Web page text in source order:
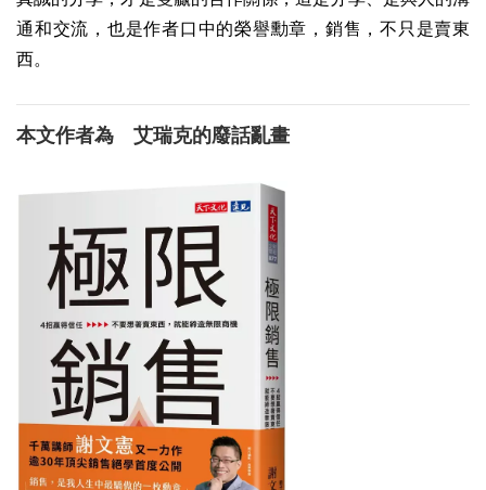
通和交流，也是作者口中的榮譽勳章，銷售，不只是賣東
西。
本文作者為 艾瑞克的廢話亂畫